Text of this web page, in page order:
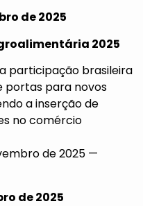
de 2025
2025
participação brasileira
portas para novos
a inserção de
no comércio
de 2025 —
de 2025